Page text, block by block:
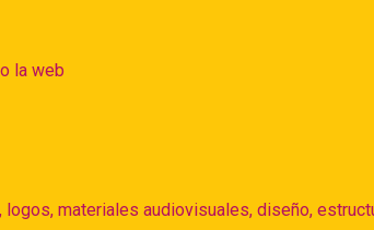
la web
materiales audiovisuales, diseño,